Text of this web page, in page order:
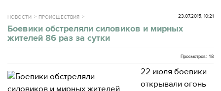
НОВОСТИ ПРОИСШЕСТВИЯ 23.07.2015, 10:21
Боевики обстреляли силовиков и мирных
жителей 86 раз за сутки
Просмотров: 18
22 июля боевики
открывали огонь